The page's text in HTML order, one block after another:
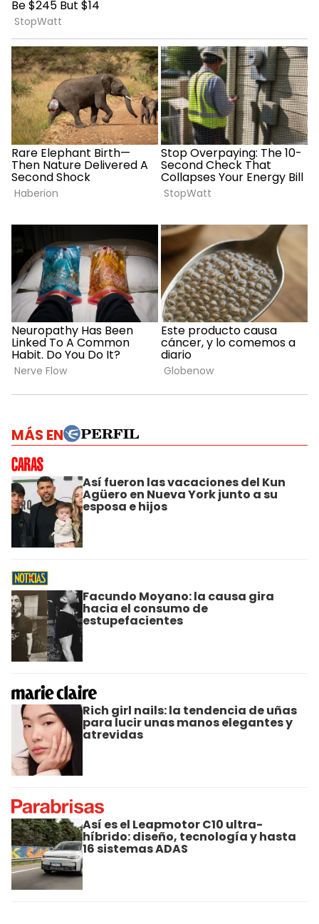
MÁS EN
Así fueron las vacaciones del Kun
Agüero en Nueva York junto a su
esposa e hijos
Facundo Moyano: la causa gira
hacia el consumo de
estupefacientes
Rich girl nails: la tendencia de uñas
para lucir unas manos elegantes y
atrevidas
Así es el Leapmotor C10 ultra-
híbrido: diseño, tecnología y hasta
16 sistemas ADAS